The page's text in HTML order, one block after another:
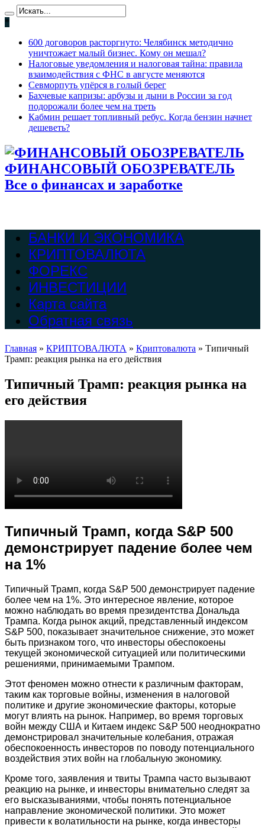
*
600 договоров расторгнуто: Челябинск методично
уничтожает малый бизнес. Кому он мешал?
Налоговые уведомления и налоговая тайна: правила
взаимодействия с ФНС в августе меняются
Севморпуть упёрся в голый берег
Бахчевые капризы: арбузы и дыни в России за год
подорожали более чем на треть
Кабмин решает топливный ребус. Когда бензин начнет
дешеветь?
ФИНАНСОВЫЙ ОБОЗРЕВАТЕЛЬ
Все о финансах и заработке
БАНКИ И ЭКОНОМИКА
КРИПТОВАЛЮТА
ФОРЕКС
ИНВЕСТИЦИИ
Карта сайта
Обратная связь
Главная » КРИПТОВАЛЮТА » Криптовалюта » Типичный
Трамп: реакция рынка на его действия
Типичный Трамп: реакция рынка на
его действия
Типичный Трамп, когда S&P 500
демонстрирует падение более чем
на 1%
Типичный Трамп, когда S&P 500 демонстрирует падение
более чем на 1%. Это интересное явление, которое
можно наблюдать во время президентства Дональда
Трампа. Когда рынок акций, представленный индексом
S&P 500, показывает значительное снижение, это может
быть признаком того, что инвесторы обеспокоены
текущей экономической ситуацией или политическими
решениями, принимаемыми Трампом.
Этот феномен можно отнести к различным факторам,
таким как торговые войны, изменения в налоговой
политике и другие экономические факторы, которые
могут влиять на рынок. Например, во время торговых
войн между США и Китаем индекс S&P 500 неоднократно
демонстрировал значительные колебания, отражая
обеспокоенность инвесторов по поводу потенциального
воздействия этих войн на глобальную экономику.
Кроме того, заявления и твиты Трампа часто вызывают
реакцию на рынке, и инвесторы внимательно следят за
его высказываниями, чтобы понять потенциальное
направление экономической политики. Это может
привести к волатильности на рынке, когда инвесторы